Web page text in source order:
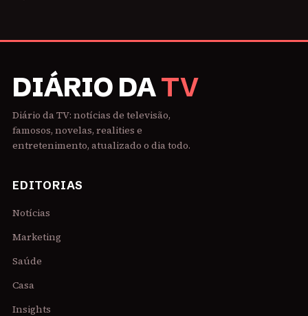
DIÁRIO DATV
Diário da TV: notícias de televisão,
famosos, novelas, realities e
entretenimento, atualizado o dia todo.
EDITORIAS
Notícias
Marketing
Saúde
Casa
Insights